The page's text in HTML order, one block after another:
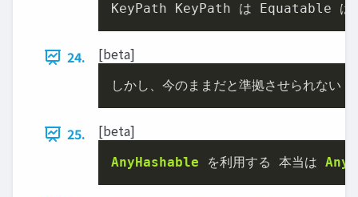
KeyPath KeyPath は Equatable は
24. [beta]
しかし、今のままだと準拠させられない
25. [beta]
AnyHashable を利⽤する 本当は